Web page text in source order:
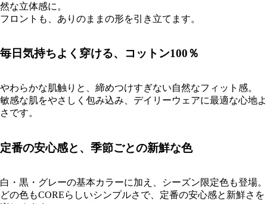
然な立体感に。
フロントも、ありのままの形を引き立てます。
毎日気持ちよく穿ける、コットン100％
やわらかな肌触りと、締めつけすぎない自然なフィット感。
敏感な肌をやさしく包み込み、デイリーウェアに最適な心地よ
さです。
定番の安心感と、季節ごとの新鮮な色
白・黒・グレーの基本カラーに加え、シーズン限定色も登場。
どの色もCOREらしいシンプルさで、定番の安心感と新鮮さを